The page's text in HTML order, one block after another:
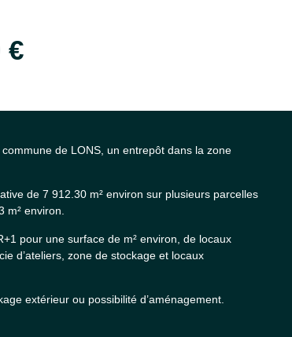
€
de LONS, un entrepôt dans la zone
de 7 912.30 m² environ sur plusieurs parcelles
m² environ.
pour une surface de m² environ, de locaux
d’ateliers, zone de stockage et locaux
extérieur ou possibilité d’aménagement.